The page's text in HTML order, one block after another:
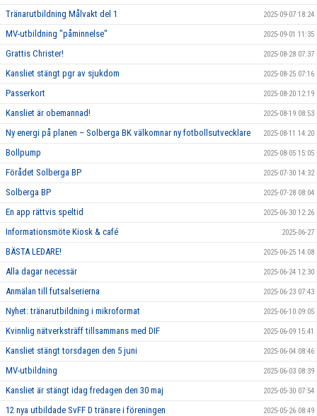
Tränarutbildning Målvakt del 1 2025-09-07 18:24
MV-utbildning "påminnelse" 2025-09-01 11:35
Grattis Christer! 2025-08-28 07:37
Kansliet stängt pgr av sjukdom 2025-08-25 07:16
Passerkort 2025-08-20 12:19
Kansliet är obemannad! 2025-08-19 08:53
Ny energi på planen – Solberga BK välkomnar ny fotbollsutvecklare 2025-08-11 14:20
Bollpump 2025-08-05 15:05
Förådet Solberga BP 2025-07-30 14:32
Solberga BP 2025-07-28 08:04
En app rättvis speltid 2025-06-30 12:26
Informationsmöte Kiosk & café 2025-06-27
BÄSTA LEDARE! 2025-06-25 14:08
Alla dagar necessär 2025-06-24 12:30
Anmälan till futsalserierna 2025-06-23 07:43
Nyhet: tränarutbildning i mikroformat 2025-06-10 09:05
Kvinnlig nätverksträff tillsammans med DIF 2025-06-09 15:41
Kansliet stängt torsdagen den 5 juni 2025-06-04 08:46
MV-utbildning 2025-06-03 08:39
Kansliet är stängt idag fredagen den 30 maj 2025-05-30 07:54
12 nya utbildade SvFF D tränare i föreningen 2025-05-26 08:49